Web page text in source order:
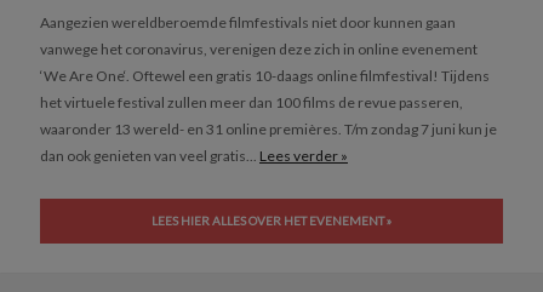
Aangezien wereldberoemde filmfestivals niet door kunnen gaan
vanwege het coronavirus, verenigen deze zich in online evenement
‘We Are One‘. Oftewel een gratis 10-daags online filmfestival! Tijdens
het virtuele festival zullen meer dan 100 films de revue passeren,
waaronder 13 wereld- en 31 online premières. T/m zondag 7 juni kun je
dan ook genieten van veel gratis... Lees verder »
LEES HIER ALLES OVER HET EVENEMENT »